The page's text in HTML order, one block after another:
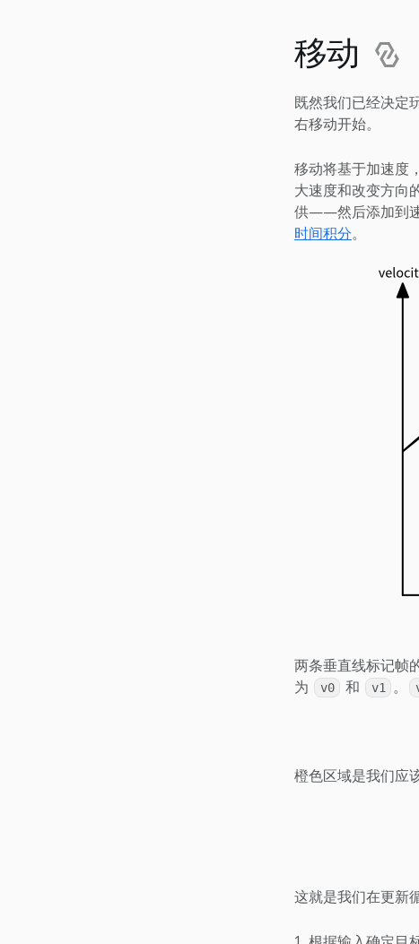
移动
既然我们已经决定
右移动开始。
移动将基于加速度
大速度和改变方向
供——然后添加到
时间积分。
两条垂直线标记帧
为
v0 和 v1 。
橙色区域是我们应
这就是我们在更新